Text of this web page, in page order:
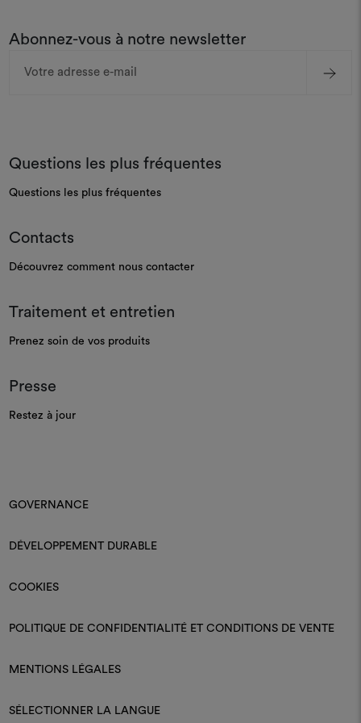
Abonnez-vous à notre newsletter
Questions les plus fréquentes
Questions les plus fréquentes
Contacts
Découvrez comment nous contacter
Traitement et entretien
Prenez soin de vos produits
Presse
Restez à jour
GOVERNANCE
DÉVELOPPEMENT DURABLE
COOKIES
POLITIQUE DE CONFIDENTIALITÉ ET CONDITIONS DE VENTE
MENTIONS LÉGALES
SÉLECTIONNER LA LANGUE